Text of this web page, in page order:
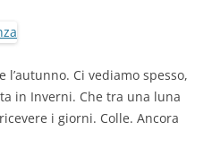
l’autunno. Ci vediamo spesso,
in Inverni. Che tra una luna
i giorni. Colle. Ancora